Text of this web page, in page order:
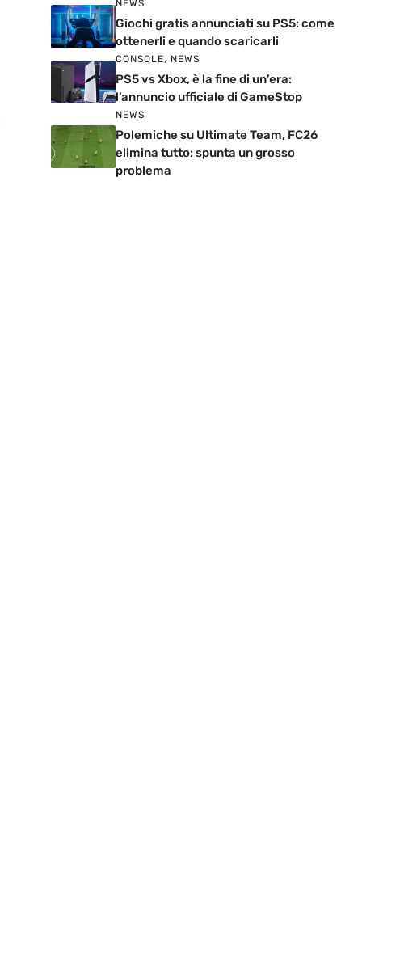
NEWS
Giochi gratis annunciati su PS5: come
ottenerli e quando scaricarli
CONSOLE, NEWS
PS5 vs Xbox, è la fine di un’era:
l’annuncio ufficiale di GameStop
NEWS
Polemiche su Ultimate Team, FC26
elimina tutto: spunta un grosso
problema